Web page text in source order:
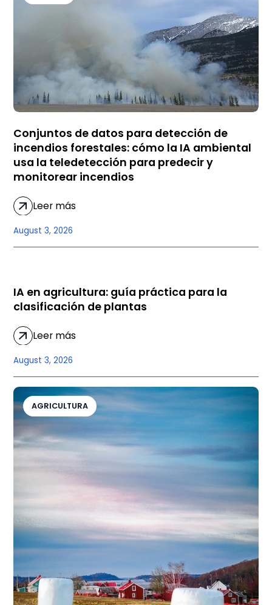
Conjuntos de datos para detección de
incendios forestales: cómo la IA ambiental
usa la teledetección para predecir y
monitorear incendios
Leer más
August 3, 2026
IA en agricultura: guía práctica para la
clasificación de plantas
Leer más
August 3, 2026
AGRICULTURA